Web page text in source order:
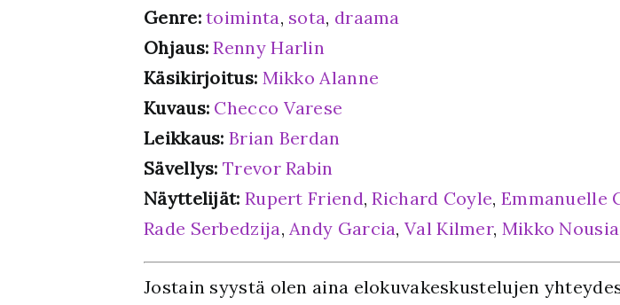
Genre:toiminta, sota, draama
Ohjaus:Renny Harlin
Käsikirjoitus: Mikko Alanne
Kuvaus: Checco Varese
Leikkaus: Brian Berdan
Sävellys: Trevor Rabin
Näyttelijät: Rupert Friend,Richard Coyle, Emmanuelle
Rade Serbedzija,Andy Garcia,Val Kilmer, Mikko
Jostain syystä olen aina elokuvakeskustelujen